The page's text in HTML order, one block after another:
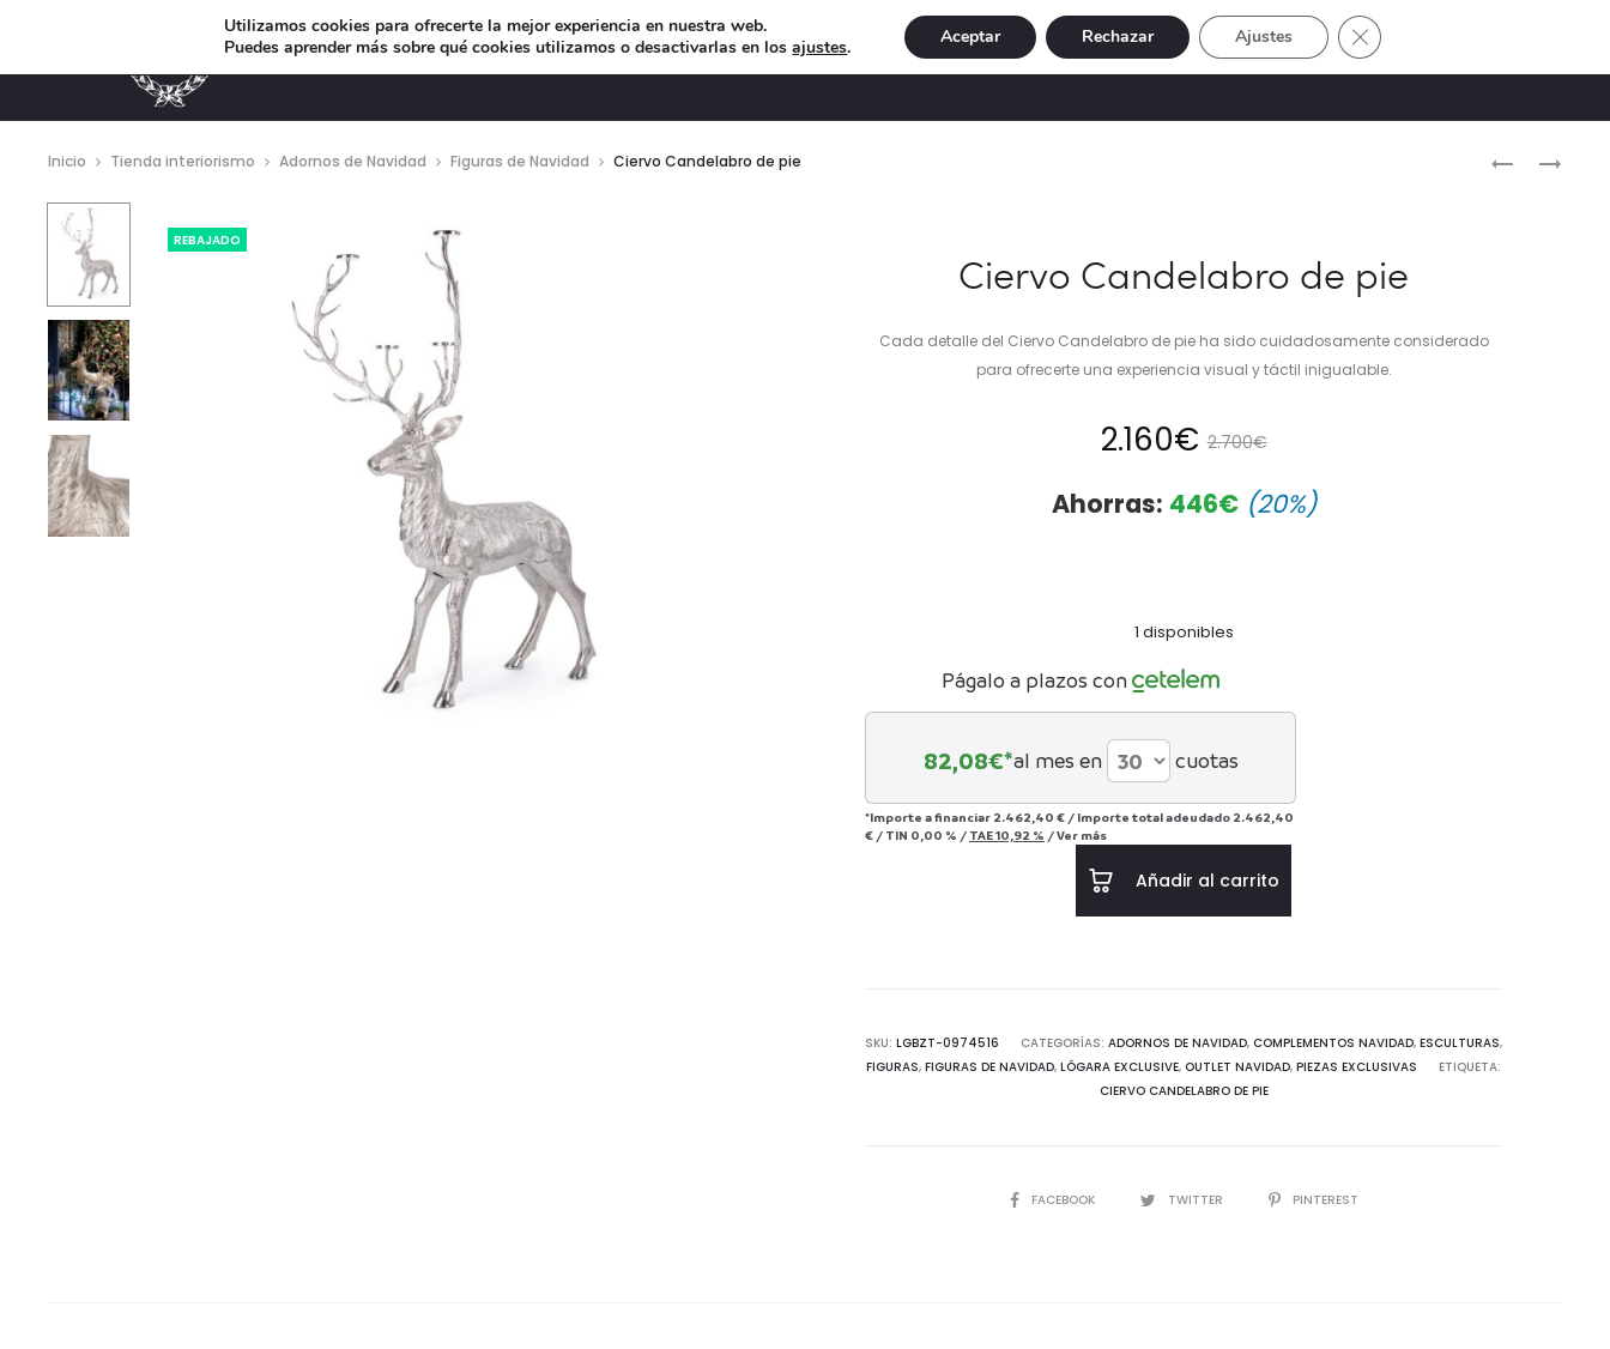
MUEBLES DE DISEÑO ILUMINACIÓN NAVIDAD EXCLUSIVE OFERTAS Buscar
CIERVO
COJÍN
Inicio Tienda interiorismo Adornos de Navidad Figuras de Navidad Ciervo Candelabro de pie
REBAJADO
Ciervo Candelabro de pie
Cada detalle del Ciervo Candelabro de pie ha sido cuidadosamente considerado
para ofrecerte una experiencia visual y táctil inigualable.
2.700€
El
precio
era:
2.700€.
2.160€
precio
2.160€.
Ahorras: 446€ (20%)
1 disponibles
Págalo a plazos con
82,08€*al mes en cuotas
*Importe a financiar 2.462,40 € / Importe total adeudado 2.462,40
€ / TIN 0,00 % / TAE10,92 % /Ver más
Añadir al carrito
SKU: LGBZT-0974516 CATEGORÍAS: ADORNOS DE NAVIDAD, COMPLEMENTOS NAVIDAD, ESCULTURAS,
FIGURAS, FIGURAS DE NAVIDAD, LÓGARA EXCLUSIVE, OUTLET NAVIDAD, PIEZAS EXCLUSIVAS
ETIQUETA:
CIERVO CANDELABRO DE PIE
COMPARTIR
FACEBOOK TWITTER PINTEREST
Utilizamos cookies para ofrecerte la mejor experiencia en nuestra web.
Puedes aprender más sobre qué cookies utilizamos o desactivarlas en losajustes. Aceptar Rechazar Ajustes Cerrar el banner de cookies